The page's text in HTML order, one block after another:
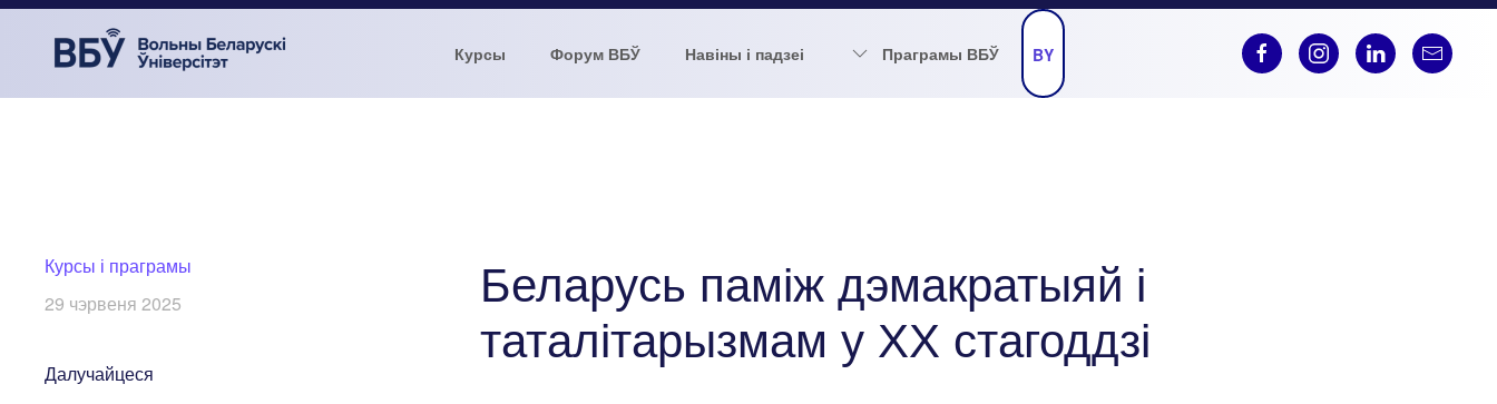
Курсы Форум ВБЎ Навіны і падзеі Праграмы ВБЎ BY
Курсы і праграмы
29 чэрвеня 2025
Далучайцеся
Беларусь паміж дэмакратыяй і
таталітарызмам у ХХ стагоддзі